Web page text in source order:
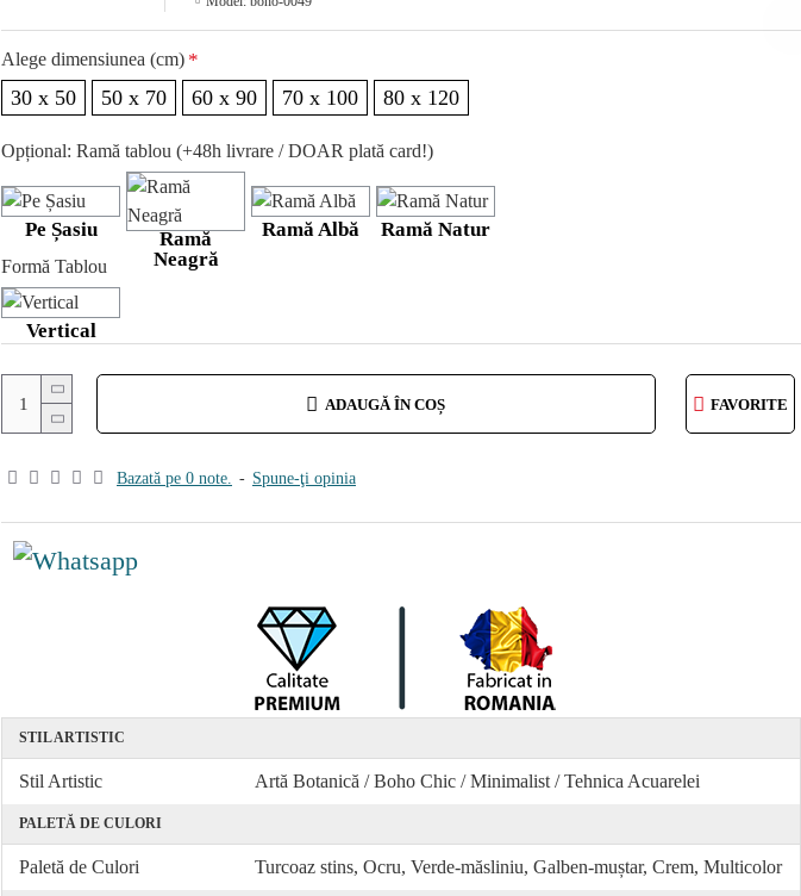
Bazată pe 0 note. - Spune-ţi opinia
Alege dimensiunea (cm)
30 x 50 50 x 70 60 x 90 70 x 100 80 x 120
Opțional: Ramă tablou (+48h livrare / DOAR plată card!)
Pe Șasiu
Ramă
Neagră
Ramă Albă Ramă Natur
Formă Tablou
Vertical
ADAUGĂ ÎN COȘ FAVORITE
STIL ARTISTIC
Stil Artistic Artă Botanică / Boho Chic / Minimalist / Tehnica Acuarelei
PALETĂ DE CULORI
Paletă de Culori Turcoaz stins, Ocru, Verde-măsliniu, Galben-muștar, Crem, Multicolor